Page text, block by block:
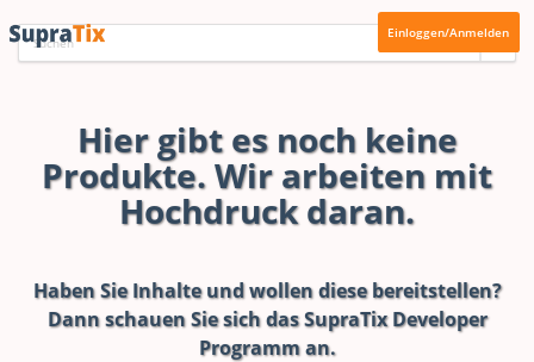
Einloggen/Anmelden
Hier gibt es noch keine
Produkte. Wir arbeiten mit
Hochdruck daran.
Haben Sie Inhalte und wollen diese bereitstellen?
Dann schauen Sie sich dasSupraTix Developer
Programman.